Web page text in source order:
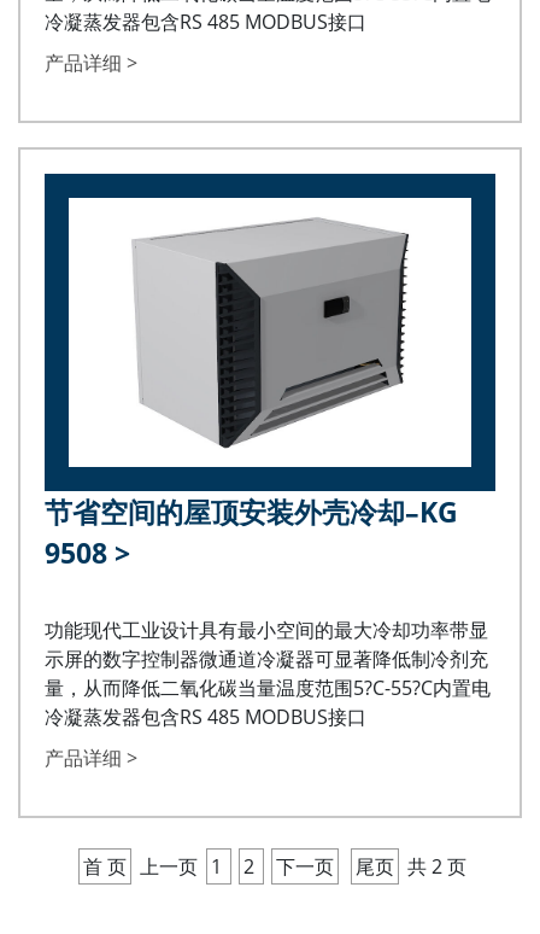
冷凝蒸发器包含RS 485 MODBUS接口
产品详细 >
节省空间的屋顶安装外壳冷却–KG
9508 >
功能现代工业设计具有最小空间的最大冷却功率带显
示屏的数字控制器微通道冷凝器可显著降低制冷剂充
量，从而降低二氧化碳当量温度范围5?C-55?C内置电
冷凝蒸发器包含RS 485 MODBUS接口
产品详细 >
首 页 上一页 1 2 下一页 尾页 共 2 页